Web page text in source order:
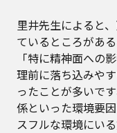
里井先生によると
ているところがある
「特に精神面への
理前に落ち込みや
ったことが多いで
係といった環境要
スフルな環境にい